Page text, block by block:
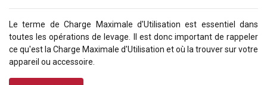
Le terme de Charge Maximale d'Utilisation est essentiel dans
toutes les opérations de levage. Il est donc important de rappeler
ce qu'est la Charge Maximale d'Utilisation et où la trouver sur votre
appareil ou accessoire.